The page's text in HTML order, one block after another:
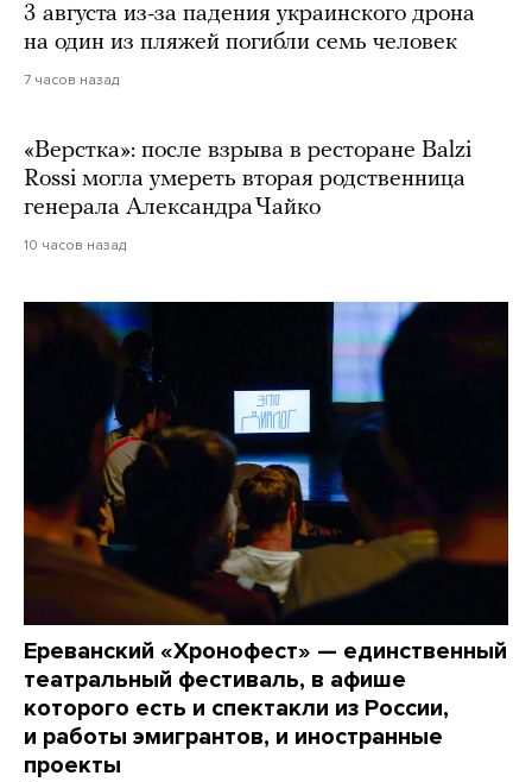
3 августа из-за падения украинского дрона
на один из пляжей погибли семь человек
7 часов назад
«Верстка»: после взрыва в ресторане Balzi
Rossi могла умереть вторая родственница
генерала Александра Чайко
10 часов назад
Ереванский «Хронофест» — единственный
театральный фестиваль, в афише
которого есть и спектакли из России,
и работы эмигрантов, и иностранные
проекты